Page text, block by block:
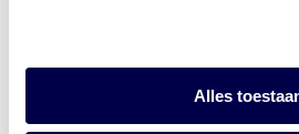
Alles